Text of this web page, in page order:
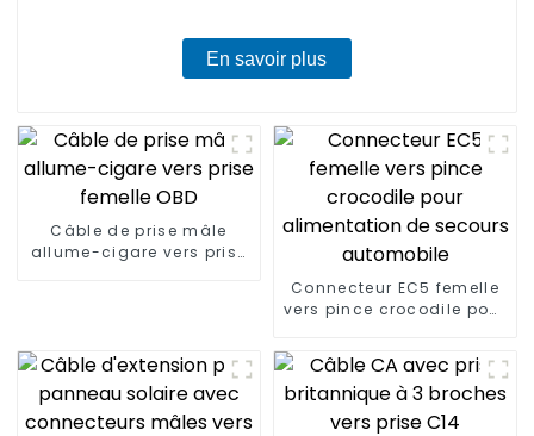
En savoir plus
Câble de prise mâle
allume-cigare vers prise
Connecteur EC5 femelle
vers pince crocodile pour